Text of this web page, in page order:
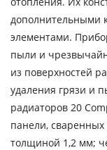
дополнительными
элементами.
пыли и
из поверхностей
удаления грязи и
радиаторов 20
панели,
толщиной 1,2 мм;